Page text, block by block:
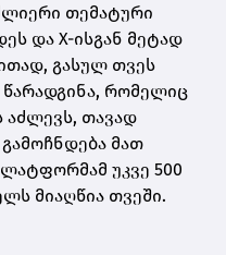
თემატური
და X-ისგან მეტად
გასულ თვეს
წარადგინა, რომელიც
აძლევს, თავად
მათ
უკვე 500
მიაღწია თვეში.